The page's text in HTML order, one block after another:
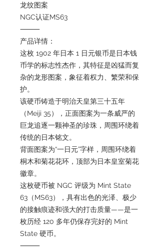
龙纹图案
NGC认证MS63
⸻
产品详情：
这枚 1902 年日本 1 日元银币是日本钱
币学的标志性杰作，其特征是凶猛而复
杂的龙形图案，象征着权力、繁荣和保
护。
该硬币铸造于明治天皇第三十五年
（Meiji 35），正面图案为一条威严的
巨龙追逐一颗神圣的珍珠，周围环绕着
传统的日本铭文。
背面图案为“一日元”字样，周围环绕着
桐木和菊花花环，顶部为日本皇室菊花
徽章。
这枚硬币被 NGC 评级为 Mint State
63（MS63），具有出色的光泽、极少
的接触痕迹和强大的打击质量——是一
枚历经 120 多年仍保存完好的 Mint
State 硬币。
⸻